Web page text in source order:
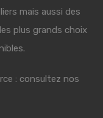
mais aussi des
plus grands choix
: consultez nos